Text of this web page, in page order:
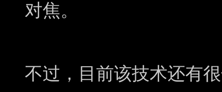
对焦。
不过，目前该技术还有